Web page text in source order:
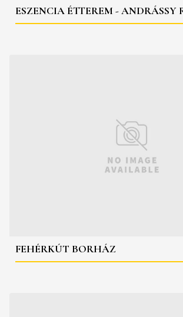
ESZENCIA ÉTTEREM - ANDRÁSSY
FEHÉRKÚT BORHÁZ